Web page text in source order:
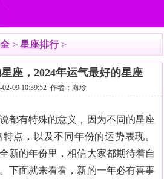
> 星座排行>
座，2024年运气最好的星座
02-09 10:39:52 作者：海珍
有特殊的意义，因为不同的星座
点，以及不同年份的运势表现。
新的年份里，相信大家都期待着自
下面就来看看，新的一年必有喜事